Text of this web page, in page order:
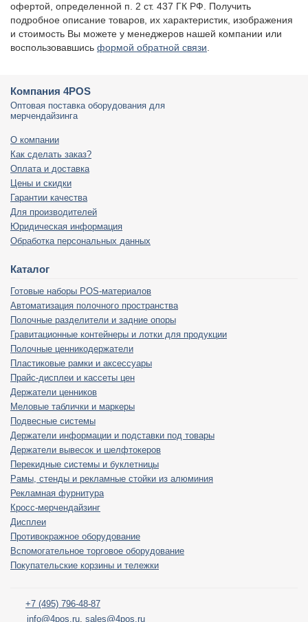
офертой, определенной п. 2 ст. 437 ГК РФ. Получить
подробное описание товаров, их характеристик, изображения
и стоимость Вы можете у менеджеров нашей компании или
воспользовавшись формой обратной связи
Компания 4POS
Оптовая поставка оборудования для
мерчендайзинга
О компании
Как сделать заказ?
Оплата и доставка
Цены и скидки
Гарантии качества
Для производителей
Юридическая информация
Обработка персональных данных
Каталог
Готовые наборы POS-материалов
Автоматизация полочного пространства
Полочные разделители и задние опоры
Гравитационные контейнеры и лотки для продукции
Полочные ценникодержатели
Пластиковые рамки и аксессуары
Прайс-дисплеи и кассеты цен
Держатели ценников
Меловые таблички и маркеры
Подвесные системы
Держатели информации и подставки под товары
Держатели вывесок и шелфтокеров
Перекидные системы и буклетницы
Рамы, стенды и рекламные стойки из алюминия
Рекламная фурнитура
Кросс-мерчендайзинг
Дисплеи
Противокражное оборудование
Вспомогательное торговое оборудование
Покупательские корзины и тележки
+7 (495) 796-48-87
info@4pos.ru, sales@4pos.ru